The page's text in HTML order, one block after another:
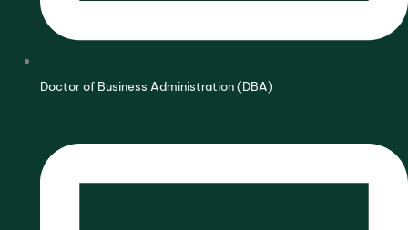
Doctor of Business Administration (DBA)